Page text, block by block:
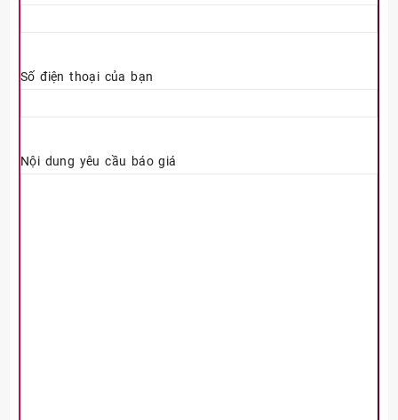
Số điện thoại của bạn
Nội dung yêu cầu báo giá